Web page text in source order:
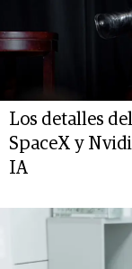
Los detalles
SpaceX y
IA